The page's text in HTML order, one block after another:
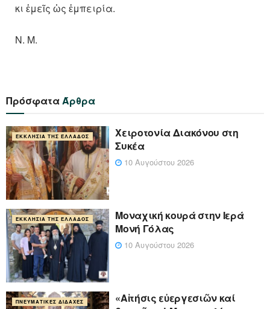
κι ἐμεῖς ὡς ἐμπειρία.
Ν. Μ.
ΠρόσφαταΆρθρα
ΕΚΚΛΗΣΊΑ ΤΗΣ ΕΛΛΆΔΟΣ
Χειροτονία Διακόνου στη
Συκέα
10 Αυγούστου 2026
ΕΚΚΛΗΣΊΑ ΤΗΣ ΕΛΛΆΔΟΣ
Μοναχική κουρά στην Ιερά
Μονή Γόλας
10 Αυγούστου 2026
ΠΝΕΥΜΑΤΙΚΈΣ ΔΙΔΑΧΈΣ
«Αἰτήσις εὐεργεσιῶν καί